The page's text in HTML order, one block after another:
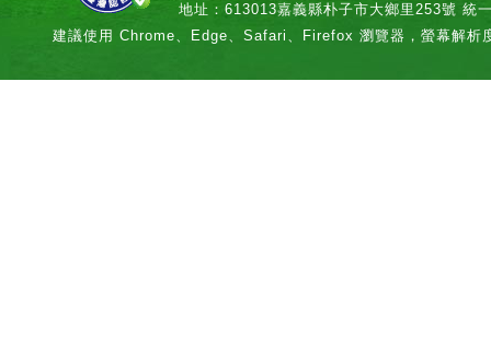
地址：613013嘉義縣朴子市大鄉里253號 統
建議使用 Chrome、Edge、Safari、Firefox 瀏覽器，螢幕解